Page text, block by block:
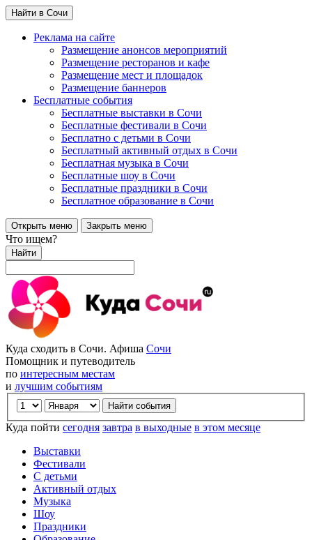
Найти в Сочи
Реклама на сайте
Размещение анонсов мероприятий
Размещение ресторанов и кафе
Размещение мест и площадок
Размещение баннеров
Бесплатные события
Бесплатные выставки в Сочи
Бесплатные фестивали в Сочи
Бесплатно с детьми в Сочи
Бесплатный активный отдых в Сочи
Бесплатная музыка в Сочи
Бесплатные шоу в Сочи
Бесплатные праздники в Сочи
Бесплатное образование в Сочи
Открыть меню Закрыть меню
Что ищем?
Найти
Куда сходить в Сочи. Афиша Сочи
Помощник и путеводитель
по интересным местам
и лучшим событиям
Куда пойти сегодня завтра в выходные в этом месяце
Выставки
Фестивали
С детьми
Активный отдых
Музыка
Шоу
Праздники